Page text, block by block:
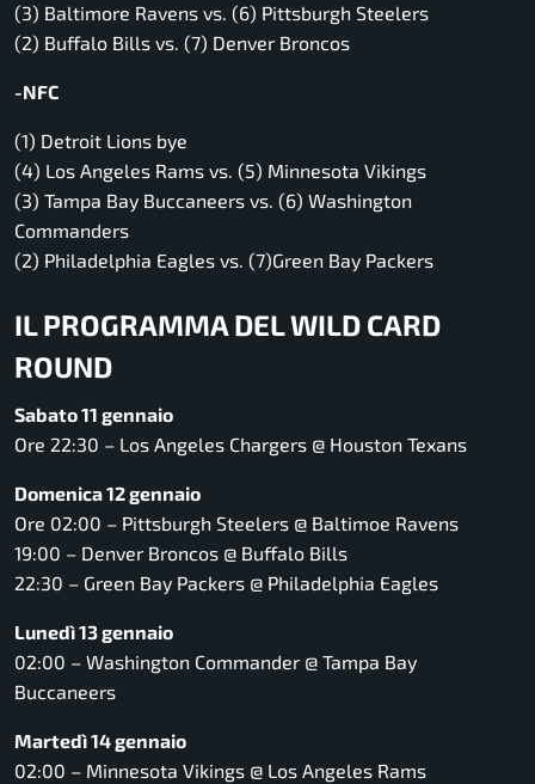
(3) Baltimore Ravens vs. (6) Pittsburgh Steelers
(2) Buffalo Bills vs. (7) Denver Broncos
-NFC
(1) Detroit Lions bye
(4) Los Angeles Rams vs. (5) Minnesota Vikings
(3) Tampa Bay Buccaneers vs. (6) Washington
Commanders
(2) Philadelphia Eagles vs. (7)Green Bay Packers
IL PROGRAMMA DEL WILD CARD
ROUND
Sabato 11 gennaio
Ore 22:30 – Los Angeles Chargers @ Houston Texans
Domenica 12 gennaio
Ore 02:00 – Pittsburgh Steelers @ Baltimoe Ravens
19:00 – Denver Broncos @ Buffalo Bills
22:30 – Green Bay Packers @ Philadelphia Eagles
Lunedì 13 gennaio
02:00 – Washington Commander @ Tampa Bay
Buccaneers
Martedì 14 gennaio
02:00 – Minnesota Vikings @ Los Angeles Rams